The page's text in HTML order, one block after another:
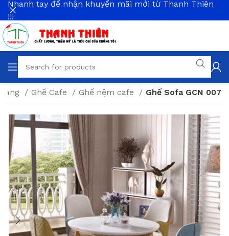
Ghế Cafe Ghế nệm cafe Ghế Sofa GCN 007
Nhanh tay để nhận khuyến mãi mới từ Thanh Thiên
!!!